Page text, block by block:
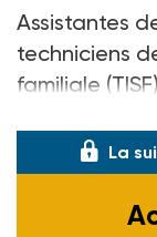
Assistantes
techniciens
familiale
La